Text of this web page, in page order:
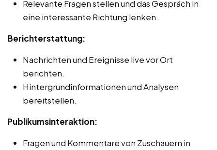
Relevante Fragen stellen und das Gespräch in
eine interessante Richtung lenken.
Berichterstattung:
Nachrichten und Ereignisse live vor Ort
berichten.
Hintergrundinformationen und Analysen
bereitstellen.
Publikumsinteraktion:
Fragen und Kommentare von Zuschauern in